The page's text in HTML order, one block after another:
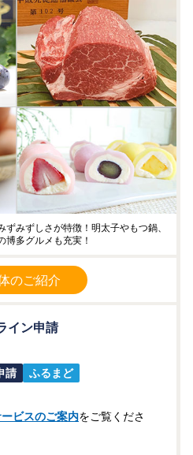
みずしさが特徴！明太子やもつ鍋、
博多グルメも充実！
のご紹介
イン申請
請
ふるまど
ビスのご案内をご覧くださ